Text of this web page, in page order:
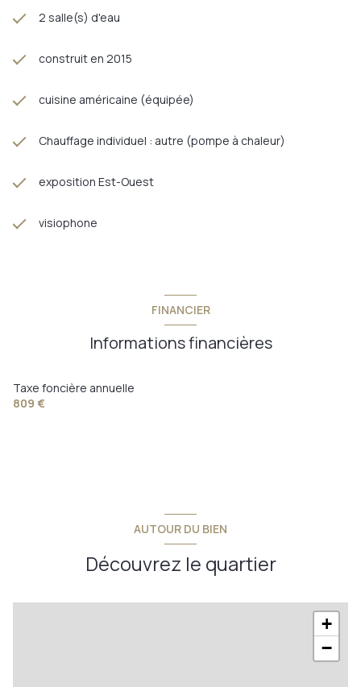
2 salle(s) d'eau
construit en 2015
cuisine américaine (équipée)
Chauffage individuel : autre (pompe à chaleur)
exposition Est-Ouest
visiophone
FINANCIER
Informations financières
Taxe foncière annuelle
809 €
AUTOUR DU BIEN
Découvrez le quartier
+
−